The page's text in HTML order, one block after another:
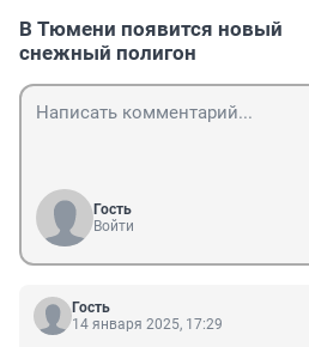
В Тюмени появится новый
снежный полигон
Гость
Войти
Гость
14 января 2025, 17:29